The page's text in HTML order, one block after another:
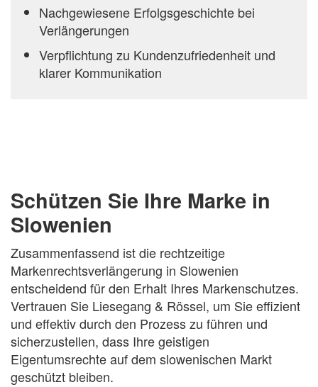
Nachgewiesene Erfolgsgeschichte bei
Verlängerungen
Verpflichtung zu Kundenzufriedenheit und
klarer Kommunikation
Schützen Sie Ihre Marke in
Slowenien
Zusammenfassend ist die rechtzeitige
Markenrechtsverlängerung in Slowenien
entscheidend für den Erhalt Ihres Markenschutzes.
Vertrauen Sie Liesegang & Rössel, um Sie effizient
und effektiv durch den Prozess zu führen und
sicherzustellen, dass Ihre geistigen
Eigentumsrechte auf dem slowenischen Markt
geschützt bleiben.